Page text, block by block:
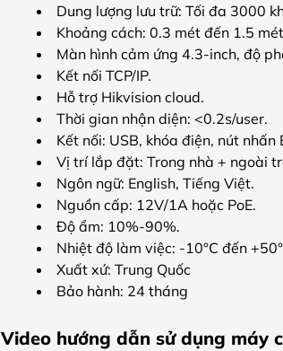
Dung lượng lưu trữ: Tối đa 3000
Khoảng cách: 0.3 mét đến 1.5
Màn hình cảm ứng 4.3-inch, độ
Kết nối TCP/IP.
Hỗ trợ Hikvision cloud.
Thời gian nhận diện: <0.2s/user.
Kết nối: USB, khóa điện, nút nhấn
Vị trí lắp đặt: Trong nhà + ngoài
Ngôn ngữ: English, Tiếng Việt.
Nguồn cấp: 12V/1A hoặc PoE.
Độ ẩm: 10%-90%.
Nhiệt độ làm việc: -10°C đến
Xuất xứ: Trung Quốc
Bảo hành: 24 tháng
Video hướng dẫn sử dụng máy